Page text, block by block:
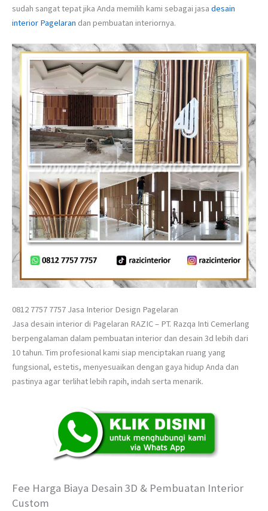
sudah sangat tepat jika Anda memilih kami sebagai jasa desain
interior Pagelaran dan pembuatan interiornya.
0812 7757 7757 Jasa Interior Design Pagelaran
Jasa desain interior di Pagelaran RAZIC – PT. Razqa Inti Cemerlang
berpengalaman dalam pembuatan interior dan desain 3d lebih dari
10 tahun. Tim profesional kami siap menciptakan ruang yang
fungsional, estetis, menyesuaikan dengan gaya hidup Anda dan
pastinya agar terlihat lebih rapih, indah serta menarik.
Fee Harga Biaya Desain 3D & Pembuatan Interior
Custom